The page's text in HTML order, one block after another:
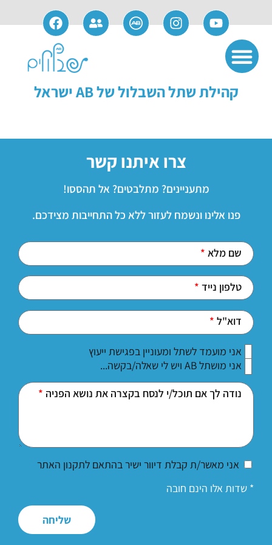
קהילת שתל השבלול של AB ישראל
צרו איתנו קשר
מתעניינים? מתלבטים? אל תהססו!
פנו אלינו ונשמח לעזור ללא כל התחייבות מצידכם.
שם מלא
טלפון נייד
דוא"ל
אני מועמד לשתל ומעוניין בפגישת ייעוץ
אני מושתל AB ויש לי שאלה/בקשה...
נודה לך אם תוכל/י לנסח בקצרה את נושא הפניה
אני מאשר/ת קבלת דיוור ישיר בהתאם לתקנון האתר
* שדות אלו הינם חובה
שליחה